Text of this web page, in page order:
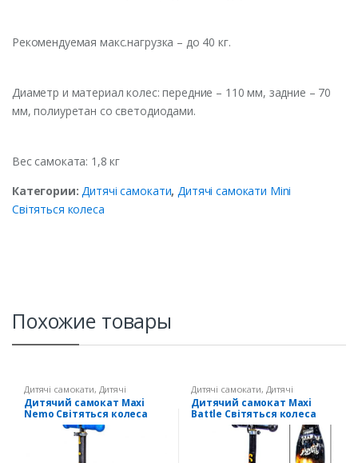
Рекомендуемая макс.нагрузка – до 40 кг.
Диаметр и материал колес: передние – 110 мм, задние – 70
мм, полиуретан со светодиодами.
Вес самоката: 1,8 кг
Категории: Дитячі самокати, Дитячі самокати Mini
Світяться колеса
Похожие товары
Дитячі самокати, Дитячі
самокати Maxi Світяться колеса
Дитячий самокат Maxi
Nemo Світяться колеса
Дитячі самокати, Дитячі
самокати Maxi Світяться колеса
Дитячий самокат Maxi
Battle Світяться колеса